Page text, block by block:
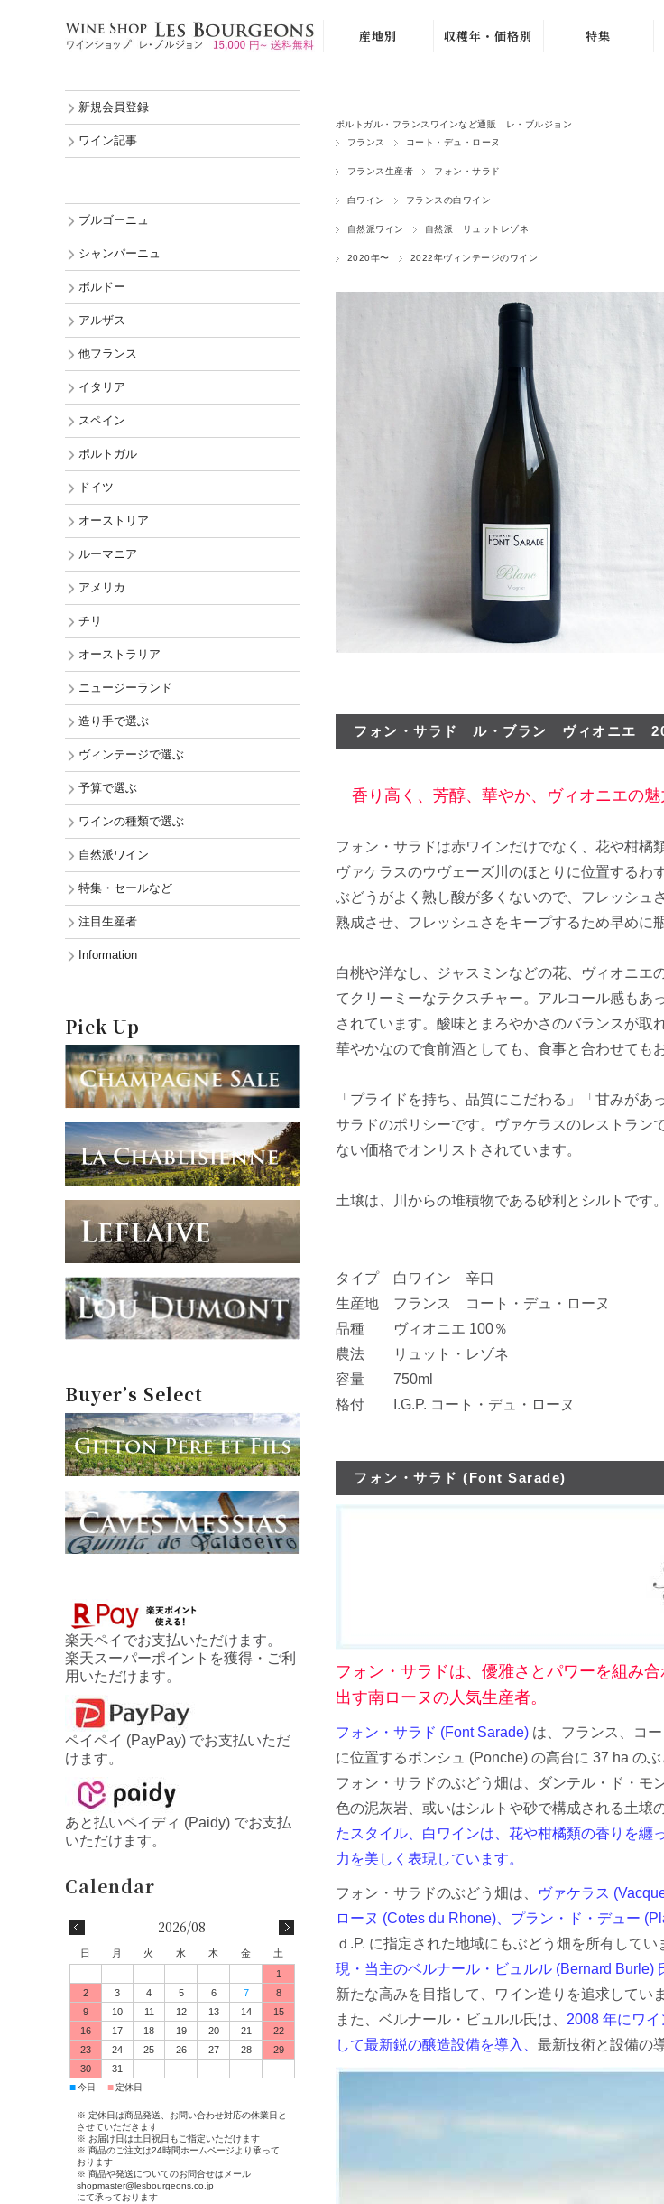
産地別
ボルドー
アルザス
他フランス
イタリア
スペイン
ポルトガル
収穫年・価格別
2000年〜2009年
2010年〜2019年
ノンヴィンテージ
2,000円〜4,999
10,000円〜
特集
セール
ピノ・ノワール特
お客様のレビュー
ポルトガル・フランスワインなど通販 レ・ブルジョン
フランス
コート・デュ・ローヌ
フランス生産者 フォン・サラド
白ワイン フランスの白ワイン
自然派ワイン 自然派 リュットレゾネ
2020年〜 2022年ヴィンテージのワイン
フォン・サラド ル・ブラン ヴィオニエ
香り高く、芳醇、華やか、ヴィオニエの魅
フォン・サラドは赤ワインだけでなく、花や柑橘
ヴァケラスのウヴェーズ川のほとりに位置する
ぶどうがよく熟し酸が多くないので、フレッシュ
熟成させ、フレッシュさをキープするため早めに
白桃や洋なし、ジャスミンなどの花、ヴィオニエ
てクリーミーなテクスチャー。アルコール感もあ
されています。酸味とまろやかさのバランスが取
華やかなので食前酒としても、食事と合わせても
「プライドを持ち、品質にこだわる」「甘みが
サラドのポリシーです。ヴァケラスのレストラン
ない価格でオンリストされています。
土壌は、川からの堆積物である砂利とシルトです
タイプ 白ワイン 辛口
生産地 フランス コート・デュ・ローヌ
品種 ヴィオニエ 100％
農法 リュット・レゾネ
容量 750ml
格付 I.G.P. コート・デュ・ローヌ
フォン・サラド (Font Sarade)
フォン・サラドは、優雅さとパワーを組み
出す南ローヌの人気生産者。
フォン・サラド (Font Sarade) は、フランス、コ
に位置するポンシュ (Ponche) の高台に 37 ha のぶ
フォン・サラドのぶどう畑は、ダンテル・ド・モ
色の泥灰岩、或いはシルトや砂で構成される土壌
たスタイル、白ワインは、花や柑橘類の香りを纏
力を美しく表現しています。
フォン・サラドのぶどう畑は、
ヴァケラス
ローヌ (Cotes du Rhone)、プラン・ド・デュー
ｄ.P. に指定された地域にもぶどう畑を所有してい
現・当主のベルナール・ビュルル (Bernard Burle)
新たな高みを目指して、ワイン造りを追求していま
また、ベルナール・ビュルル氏は、 2008 年にワ
して最新鋭の醸造設備を導入、 最新技術と設備の
新規会員登録
ワイン記事
ブルゴーニュ
シャンパーニュ
ボルドー
アルザス
他フランス
イタリア
スペイン
ポルトガル
ドイツ
オーストリア
ルーマニア
アメリカ
チリ
オーストラリア
ニュージーランド
造り手で選ぶ
ヴィンテージで選ぶ
予算で選ぶ
ワインの種類で選ぶ
自然派ワイン
特集・セールなど
注目生産者
Information
Pick Up
Buyer’s Select
楽天ペイでお支払いただけます。
楽天スーパーポイントを獲得・ご利
用いただけます。
ペイペイ (PayPay) でお支払いただ
けます。
あと払いペイディ (Paidy) でお支払
いただけます。
2026/08
日 月 火 水 木 金
土
1
2
3 4 5 6 7
8
9
10 11 12 13 14
15
16
17 18 19 20 21
22
23
24 25 26 27 28
29
30
31
■今日 ■定休日
※ 定休日は商品発送、お問い合わせ対応の休業日と
させていただきます
※ お届け日は土日祝日もご指定いただけます
※ 商品のご注文は24時間ホームページより承って
おります
※ 商品や発送についてのお問合せはメール
shopmaster@lesbourgeons.co.jp
にて承っております